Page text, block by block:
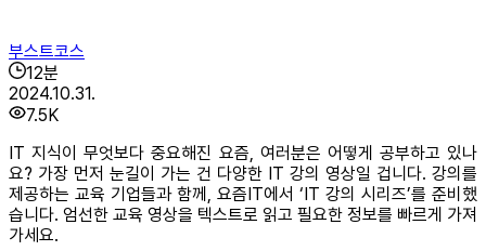
부스트코스
12분
2024.10.31.
7.5K
IT 지식이 무엇보다 중요해진 요즘, 여러분은 어떻게 공부하고 있나
요? 가장 먼저 눈길이 가는 건 다양한 IT 강의 영상일 겁니다. 강의를
제공하는 교육 기업들과 함께, 요즘IT에서 ‘IT 강의 시리즈’를 준비했
습니다. 엄선한 교육 영상을 텍스트로 읽고 필요한 정보를 빠르게 가져
가세요.